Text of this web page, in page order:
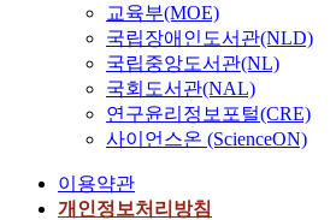
교육부(MOE)
국립장애인도서관(NLD)
국립중앙도서관(NL)
국회도서관(NAL)
연구윤리정보포털(CRE)
사이언스온 (ScienceON)
이용약관
개인정보처리방침